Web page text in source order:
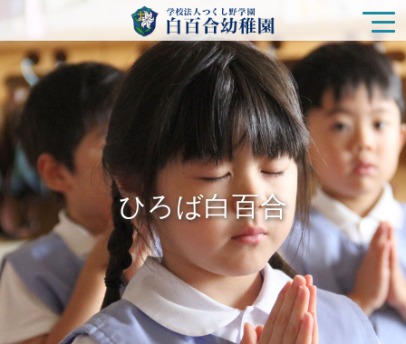
園の特色
白百合幼稚園の生活
ひろば白百合
入園をご検討の方
未就園児クラス
在園の皆様
新着情報
ひろば白百合